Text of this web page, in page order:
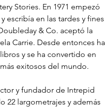
Stories. En 1971 empezó
escribía en las tardes y fines
& Co. aceptó la
Carrie. Desde entonces ha
y se ha convertido en
exitosos del mundo.
y fundador de Intrepid
22 largometrajes y además